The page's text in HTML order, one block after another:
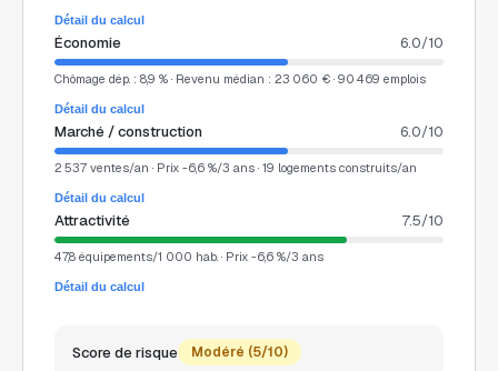
Détail du calcul
Économie 6.0/10
Chômage dép. : 8,9 % · Revenu médian : 23 060 € · 90 469 emplois
Détail du calcul
Marché / construction 6.0/10
2 537 ventes/an · Prix -6,6 %/3 ans · 19 logements construits/an
Détail du calcul
Attractivité 7.5/10
47,8 équipements/1 000 hab. · Prix -6,6 %/3 ans
Détail du calcul
Score de risque Modéré (5/10)